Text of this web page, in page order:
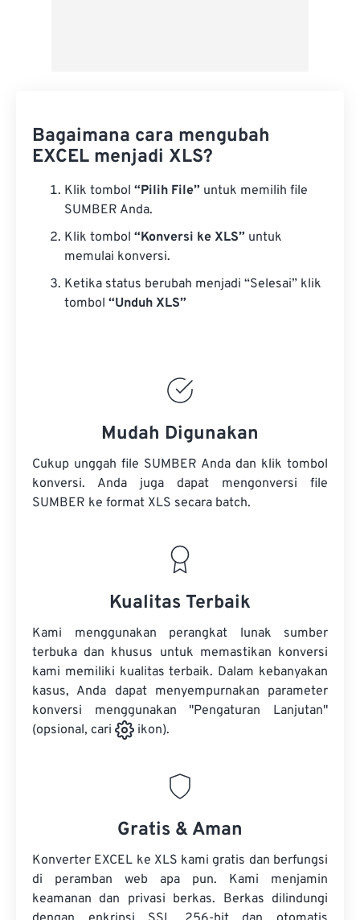
Bagaimana cara mengubah
EXCEL menjadi XLS?
Klik tombol “Pilih File” untuk memilih file
SUMBER Anda.
Klik tombol “Konversi ke XLS” untuk
memulai konversi.
Ketika status berubah menjadi “Selesai” klik
tombol “Unduh XLS”
Mudah Digunakan
Cukup unggah file SUMBER Anda dan klik tombol
konversi. Anda juga dapat mengonversi file
SUMBER ke format XLS secara batch.
Kualitas Terbaik
Kami menggunakan perangkat lunak sumber
terbuka dan khusus untuk memastikan konversi
kami memiliki kualitas terbaik. Dalam kebanyakan
kasus, Anda dapat menyempurnakan parameter
konversi menggunakan "Pengaturan Lanjutan"
(opsional, cari
ikon).
Gratis & Aman
Konverter EXCEL ke XLS kami gratis dan berfungsi
di peramban web apa pun. Kami menjamin
keamanan dan privasi berkas. Berkas dilindungi